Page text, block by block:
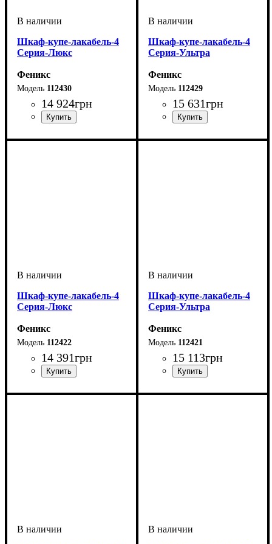
Шкаф-купе-лакабель-4
Серия-Люкс
Феникс
112430
14 924грн
Шкаф-купе-лакабель-4
Серия-Ультра
Феникс
112429
15 631грн
Шкаф-купе-лакабель-4
Серия-Люкс
Феникс
112422
14 391грн
Шкаф-купе-лакабель-4
Серия-Ультра
Феникс
112421
15 113грн